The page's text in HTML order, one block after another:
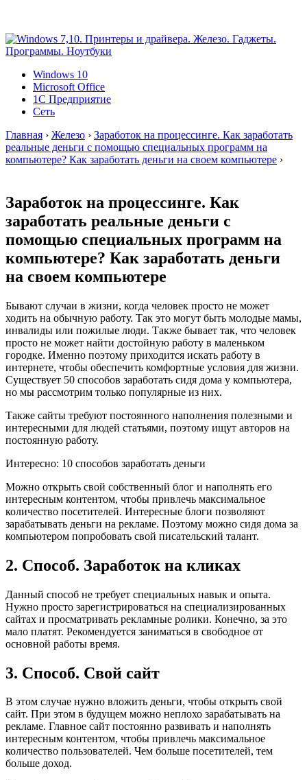
Windows 10
Microsoft Office
1C Предприятие
Сеть
Главная › Железо › Заработок на процессинге. Как заработать
реальные деньги с помощью специальных программ на
компьютере? Как заработать деньги на своем компьютере ›
Заработок на процессинге. Как
заработать реальные деньги с
помощью специальных программ на
компьютере? Как заработать деньги
на своем компьютере
Бывают случаи в жизни, когда человек просто не может
ходить на обычную работу. Так это могут быть молодые мамы,
инвалиды или пожилые люди. Также бывает так, что человек
просто не может найти достойную работу в маленьком
городке. Именно поэтому приходится искать работу в
интернете, чтобы обеспечить комфортные условия для жизни.
Существует 50 способов заработать сидя дома у компьютера,
но мы рассмотрим только популярные из них.
Также сайты требуют постоянного наполнения полезными и
интересными для людей статьями, поэтому ищут авторов на
постоянную работу.
Интересно: 10 способов заработать деньги
Можно открыть свой собственный блог и наполнять его
интересным контентом, чтобы привлечь максимальное
количество посетителей. Интересные блоги позволяют
зарабатывать деньги на рекламе. Поэтому можно сидя дома за
компьютером попробовать свой писательский талант.
2. Способ. Заработок на кликах
Данный способ не требует специальных навык и опыта.
Нужно просто зарегистрироваться на специализированных
сайтах и ​​просматривать рекламные ролики. Конечно, за это
мало платят. Рекомендуется заниматься в свободное от
основной работы время.
3. Способ. Свой сайт
В этом случае нужно вложить деньги, чтобы открыть свой
сайт. При этом в будущем можно неплохо зарабатывать на
рекламе. Главное сайт постоянно развивать и наполнять
интересным контентом, чтобы привлечь максимальное
количество пользователей. Чем больше посетителей, тем
больше доход.